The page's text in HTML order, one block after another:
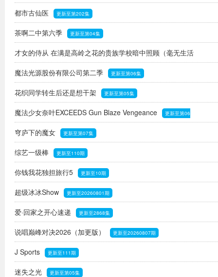
都市古仙医 更新至第202集
茶啊二中第六季 更新至第04集
才女的侍从 在满是高岭之花的贵族学校暗中照顾（毫无生活
自理能力的）学院第一大小姐
更新至第06集
魔法光源股份有限公司第二季 更新至第06集
花织同学转生后还是想干架 更新至第05集
魔法少女奈叶EXCEEDS Gun Blaze Vengeance 更新至第06
集
穹庐下的魔女 更新至第07集
综艺一级棒 更新至110期
你钱我花独担旅行5 更新至10期
超级冰冰Show 更新至20260801期
爱·回家之开心速递 更新至2868集
说唱巅峰对决2026（加更版） 更新至20260807期
J Sports 更新至111期
迷失之光 更新至第05集